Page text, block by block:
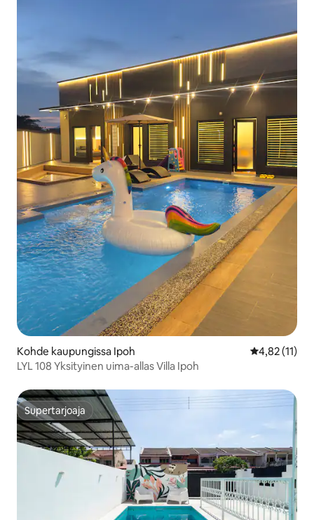
Kohde kaupungissa Ipoh
4,82 (11)
LYL 108 Yksityinen uima-allas Villa Ipoh
Supertarjoaja
Supertarjoaja